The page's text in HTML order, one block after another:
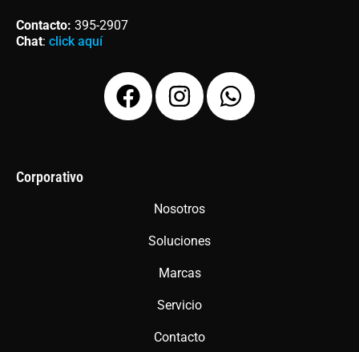
Contacto: 395-2907
Chat: click aquí
F
a
I
n
g
a
m
W
h
Corporativo
Nosotros
Soluciones
Marcas
Servicio
Contacto